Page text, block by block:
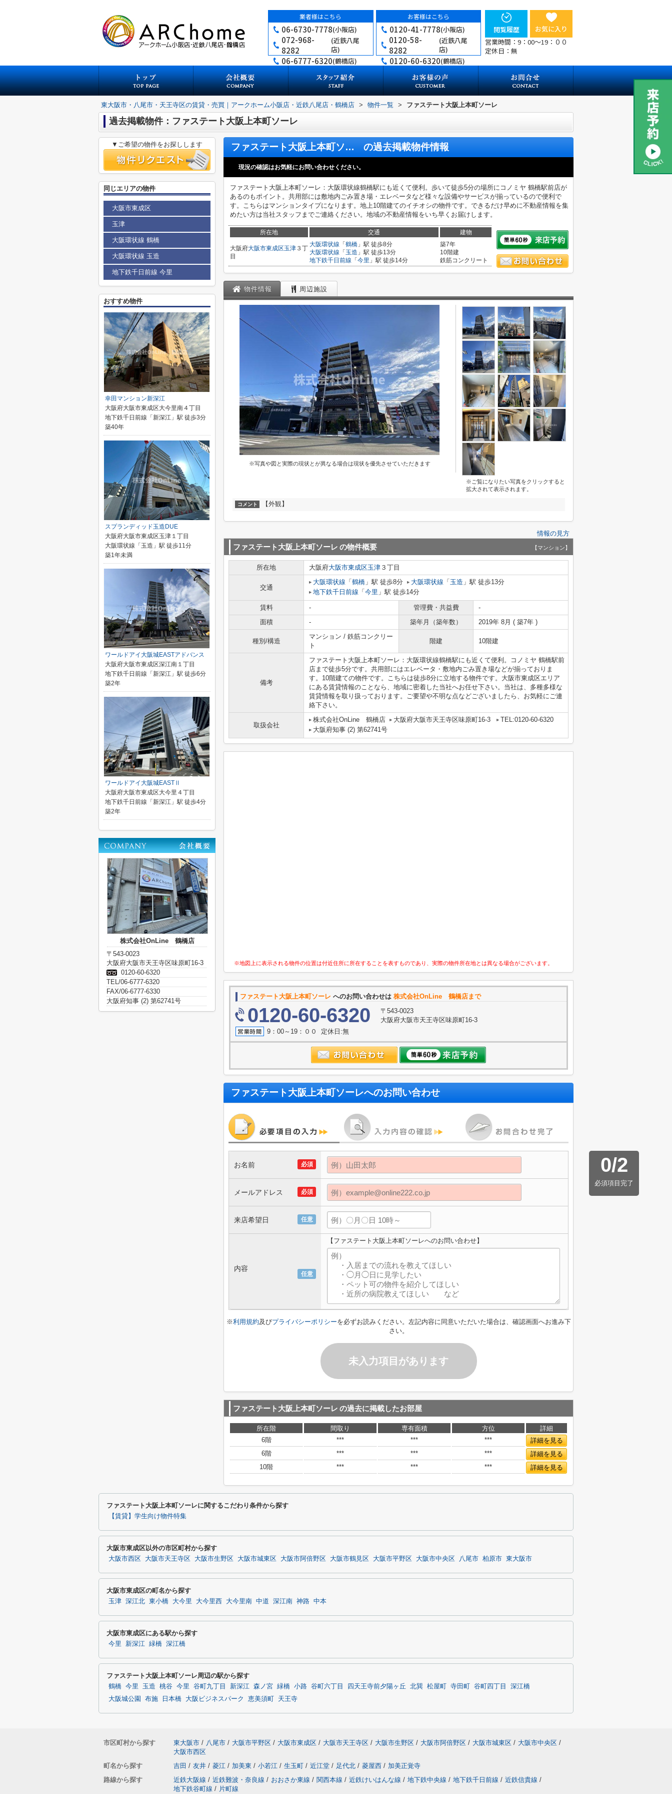
業者様はこちら
06-6730-7778(小阪店)
072-968-
8282
(近鉄八尾
店)
06-6777-6320(鶴橋店)
お客様はこちら
0120-41-7778(小阪店)
0120-58-
8282
(近鉄八尾
店)
0120-60-6320(鶴橋店)
閲覧履歴
お気に入り
営業時間：9：00～19：００
定休日：無
東大阪市・八尾市・天王寺区の賃貸・売買｜アークホーム小阪店・近鉄八尾店・鶴橋店 > 物件一覧 > ファステート大阪上本町ソーレ
過去掲載物件：ファステート大阪上本町ソーレ
ファステート大阪上本町ソーレ の過去掲載物件情報
現況の確認はお気軽にお問い合わせください。
ファステート大阪上本町ソーレ：大阪環状線鶴橋駅にも近くて便利。歩いて徒歩5分の場所にコノミヤ 鶴橋駅前店が
あるのもポイント。共用部には敷地内ごみ置き場・エレベータなど様々な設備やサービスが揃っているので便利で
す。こちらはマンションタイプになります。地上10階建てのイチオシの物件です。できるだけ早めに不動産情報を集
めたい方は当社スタッフまでご連絡ください。地域の不動産情報をいち早くお届けします。
所在地 交通 建物
大阪府大阪市東成区玉津 ３丁
目
大阪環状線 「 鶴橋 」駅 徒歩8分
大阪環状線 「 玉造 」駅 徒歩13分
地下鉄千日前線 「 今里 」駅 徒歩14分
築7年
10階建
鉄筋コンクリート
物件情報 周辺施設
※写真や図と実際の現状とが異なる場合は現状を優先させていただきます
※ご覧になりたい写真をクリックすると
拡大されて表示されます。
コメント 【外観】
情報の見方
ファステート大阪上本町ソーレ の物件概要 【マンション】
所在地 大阪府大阪市東成区玉津 ３丁目
交通
大阪環状線 「 鶴橋 」駅 徒歩8分 大阪環状線 「 玉造 」駅 徒歩13分
地下鉄千日前線 「 今里 」駅 徒歩14分
賃料 - 管理費・共益費
-
面積
- 築年月（築年数） 2019年 8月 ( 築7年 )
種別/構造
マンション / 鉄筋コンクリー
ト
階建 10階建
備考
ファステート大阪上本町ソーレ：大阪環状線鶴橋駅にも近くて便利。コノミヤ 鶴橋駅前
店まで徒歩5分です。共用部にはエレベータ・敷地内ごみ置き場などが揃っておりま
す。10階建ての物件です。こちらは徒歩8分に立地する物件です。大阪市東成区エリア
にある賃貸情報のことなら、地域に密着した当社へお任せ下さい。当社は、多種多様な
賃貸情報を取り扱っております。ご要望や不明な点などございましたら、お気軽にご連
絡下さい。
取扱会社
株式会社OnLine 鶴橋店 大阪府大阪市天王寺区味原町16-3
TEL:0120-60-6320
大阪府知事 (2) 第62741号
※地図上に表示される物件の位置は付近住所に所在することを表すものであり、実際の物件所在地とは異なる場合がございます。
ファステート大阪上本町ソーレ へのお問い合わせは 株式会社OnLine 鶴橋店まで
0120-60-6320
〒543-0023
大阪府大阪市天王寺区味原町16-3
9：00～19：００ 定休日:無
ファステート大阪上本町ソーレへのお問い合わせ
0/2
必須項目完了
必須
お名前
必須
メールアドレス
任意
来店希望日
任意
内容
【ファステート大阪上本町ソーレへのお問い合わせ】
※利用規約及びプライバシーポリシーを必ずお読みください。左記内容に同意いただいた場合は、確認画面へお進み下
さい。
未入力項目があります
ファステート大阪上本町ソーレ の過去に掲載したお部屋
所在階 間取り 専有面積 方位
詳細
6階
*** *** ***
詳細を見る
6階
*** *** ***
詳細を見る
10階
*** *** *** 詳細を見る
▼ご希望の物件をお探しします
同じエリアの物件
大阪市東成区
玉津
大阪環状線 鶴橋
大阪環状線 玉造
地下鉄千日前線 今里
おすすめ物件
幸田マンション新深江
大阪府大阪市東成区大今里南４丁目
地下鉄千日前線「新深江」駅 徒歩3分
築40年
スプランディッド玉造DUE
大阪府大阪市東成区玉津１丁目
大阪環状線「玉造」駅 徒歩11分
築1年未満
ワールドアイ大阪城EASTアドバンス
大阪府大阪市東成区深江南１丁目
地下鉄千日前線「新深江」駅 徒歩6分
築2年
ワールドアイ大阪城EASTⅡ
大阪府大阪市東成区大今里４丁目
地下鉄千日前線「新深江」駅 徒歩4分
築2年
株式会社OnLine 鶴橋店
〒543-0023
大阪府大阪市天王寺区味原町16-3
0120-60-6320
TEL/06-6777-6320
FAX/06-6777-6330
大阪府知事 (2) 第62741号
ファステート大阪上本町ソーレに関するこだわり条件から探す
【賃貸】学生向け物件特集
大阪市東成区以外の市区町村から探す
大阪市西区 大阪市天王寺区 大阪市生野区 大阪市城東区 大阪市阿倍野区 大阪市鶴見区 大阪市平野区 大阪市中央区 八尾市 柏原市 東大阪市
大阪市東成区の町名から探す
玉津 深江北 東小橋 大今里 大今里西 大今里南 中道 深江南 神路 中本
大阪市東成区にある駅から探す
今里 新深江 緑橋 深江橋
ファステート大阪上本町ソーレ周辺の駅から探す
鶴橋 今里 玉造 桃谷 今里 谷町九丁目 新深江 森ノ宮 緑橋 小路 谷町六丁目 四天王寺前夕陽ヶ丘 北巽 松屋町 寺田町 谷町四丁目
深江橋
大阪城公園
布施 日本橋 大阪ビジネスパーク 恵美須町 天王寺
市区町村から探す 東大阪市 / 八尾市 / 大阪市平野区 / 大阪市東成区 / 大阪市天王寺区 / 大阪市生野区 / 大阪市阿倍野区 / 大阪市城東区 / 大阪市中央区 /
大阪市西区
町名から探す
吉田 / 友井 / 菱江 / 加美東 / 小若江 / 生玉町 / 近江堂 / 足代北 / 菱屋西 / 加美正覚寺
路線から探す
近鉄大阪線 / 近鉄難波・奈良線 / おおさか東線 / 関西本線 / 近鉄けいはんな線 / 地下鉄中央線 / 地下鉄千日前線 / 近鉄信貴線 /
地下鉄谷町線 / 片町線